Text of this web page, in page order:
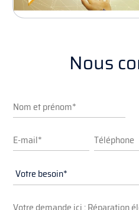
Nous